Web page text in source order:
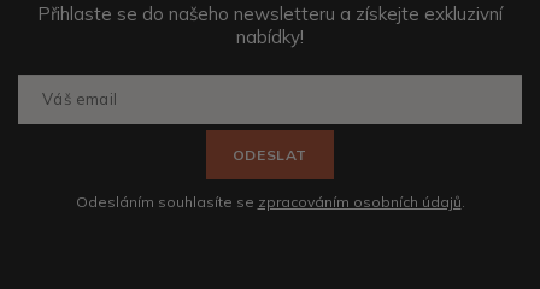
Přihlaste se do našeho newsletteru a získejte exkluzivní
nabídky!
ODESLAT
Odesláním souhlasíte se zpracováním osobních údajů